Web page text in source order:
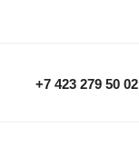
+7 423 279 50 02